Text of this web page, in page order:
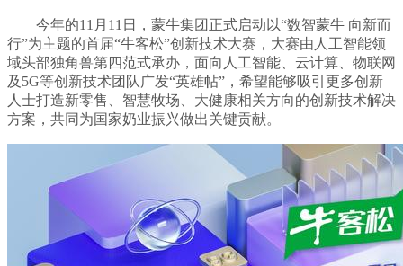
今年的11月11日，蒙牛集团正式启动以“数智蒙牛 向新而
行”为主题的首届“牛客松”创新技术大赛，大赛由人工智能领
域头部独角兽第四范式承办，面向人工智能、云计算、物联网
及5G等创新技术团队广发“英雄帖”，希望能够吸引更多创新
人士打造新零售、智慧牧场、大健康相关方向的创新技术解决
方案，共同为国家奶业振兴做出关键贡献。